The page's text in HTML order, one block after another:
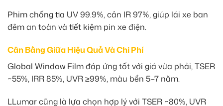
Phim chống tia UV 99.9%, cản IR 97%, giúp lái xe ban
đêm an toàn và tiết kiệm pin xe điện.
Cân Bằng Giữa Hiệu Quả Và Chi Phí
Global Window Film đáp ứng tốt với giá vừa phải, TSER
~55%, IRR 85%, UVR ≥99%, màu bền 5–7 năm.
LLumar cũng là lựa chọn hợp lý với TSER ~80%, UVR